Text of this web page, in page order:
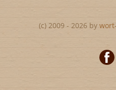
(c) 2009 - 2026 by